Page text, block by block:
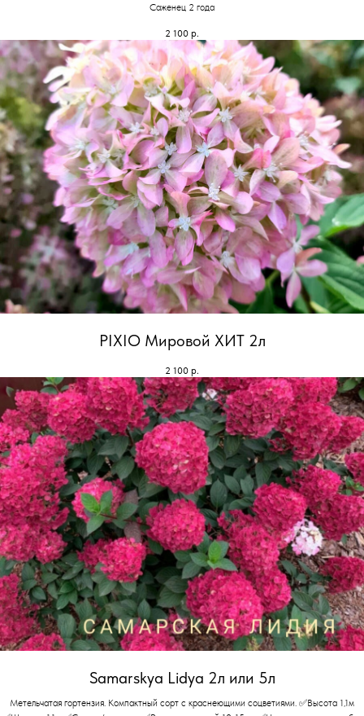
Саженец 2 года
2 100 р.
PIXIO Мировой ХИТ 2л
2 100 р.
Samarskya Lidya 2л или 5л
Метельчатая гортензия. Компактный сорт с краснеющими соцветиями. ✅Высота 1,1м